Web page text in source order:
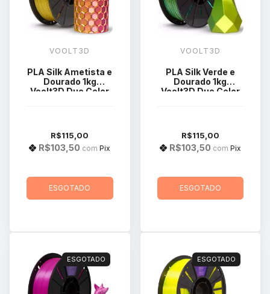
VOOLT3D
PLA Silk Ametista e
Dourado 1kg
Voolt3D Duo Color
R$115,00
R$103,50 com Pix
ESGOTADO
VOOLT3D
PLA Silk Verde e
Dourado 1kg
Voolt3D Duo Color
R$115,00
R$103,50 com Pix
ESGOTADO
ESGOTADO ESGOTADO